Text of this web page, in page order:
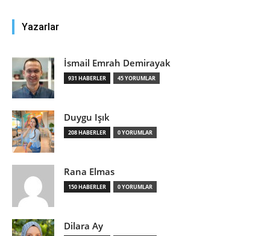
Yazarlar
İsmail Emrah Demirayak
931 HABERLER 45 YORUMLAR
Duygu Işık
208 HABERLER 0 YORUMLAR
Rana Elmas
150 HABERLER 0 YORUMLAR
Dilara Ay